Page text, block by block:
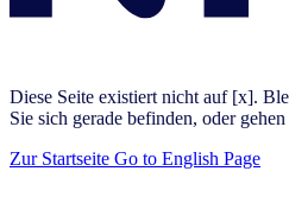
Diese Seite existiert nicht auf [x].
Sie sich gerade befinden, oder
Zur Startseite Go to English Page